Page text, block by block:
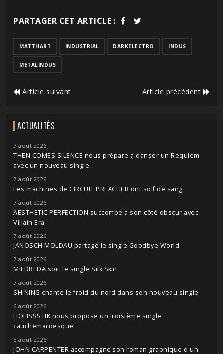
PARTAGER CET ARTICLE :
MATTHART INDUSTRIAL DARKELECTRO INDUS
METALINDUS
Article suivant Article précédent
ACTUALITÉS
7 août 2026
THEN COMES SILENCE nous prépare à danser un Requiem
avec un nouveau single
7 août 2026
Les machines de CIRCUIT PREACHER ont soif de sang
7 août 2026
AESTHETIC PERFECTION succombe à son côté obscur avec
Villain Era
7 août 2026
JANOSCH MOLDAU partage le single Goodbye World
7 août 2026
MILDREDA sort le single Silk Skin
7 août 2026
SHINING chante le froid du nord dans son nouveau single
6 août 2026
HOLISSSTIK nous propose un troisième single
cauchemardesque
5 août 2026
JOHN CARPENTER accompagne son roman graphique d'un